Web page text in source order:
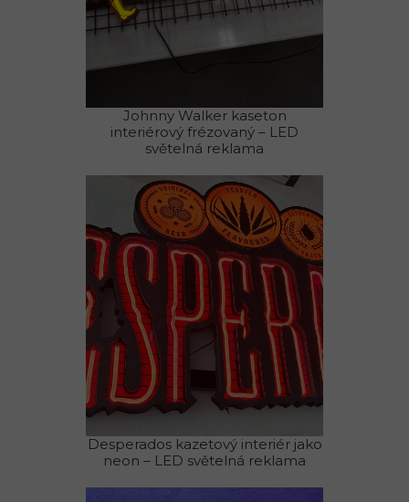
Johnny Walker kaseton
interiérový frézovaný – LED
světelná reklama
Desperados kazetový interiér jako
neon – LED světelná reklama